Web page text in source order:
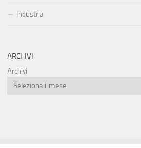
Industria
ARCHIVI
Archivi